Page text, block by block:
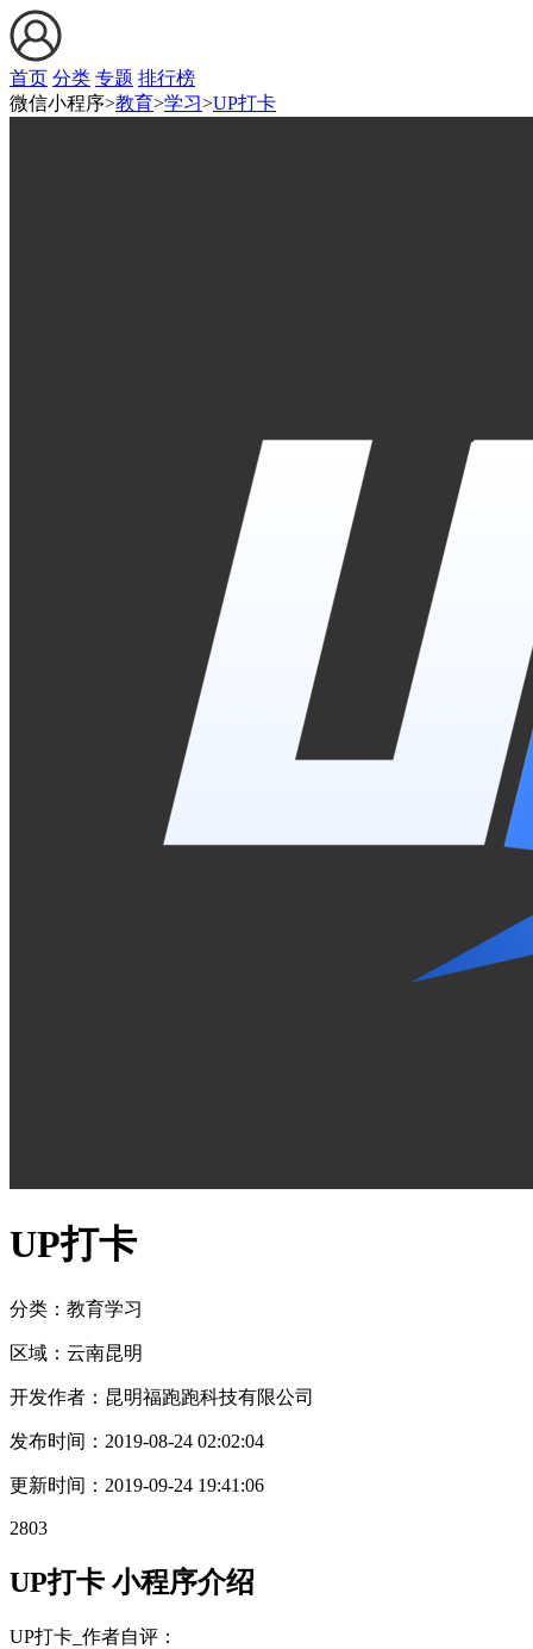
首页 分类 专题 排行榜
微信小程序>教育>学习>UP打卡
UP打卡
分类：教育学习
区域： 云南昆明
开发作者： 昆明福跑跑科技有限公司
发布时间： 2019-08-24 02:02:04
更新时间： 2019-09-24 19:41:06
2803
UP打卡 小程序介绍
UP打卡_作者自评：